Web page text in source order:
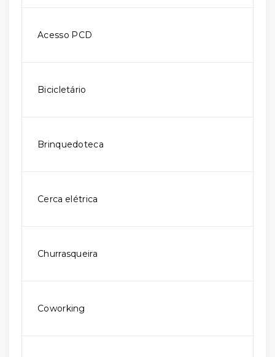
Acesso PCD
Bicicletário
Brinquedoteca
Cerca elétrica
Churrasqueira
Coworking